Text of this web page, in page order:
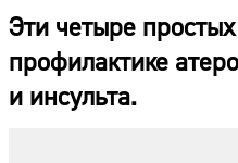
Эти четыре
профилактике
и инсульта.
Курсы валют